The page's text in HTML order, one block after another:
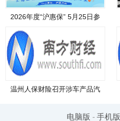
2026年度“沪惠保” 5月25日参
温州人保财险召开涉车产品汽
电脑版 - 手机版